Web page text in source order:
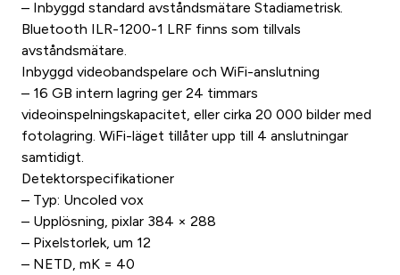
– Inbyggd standard avståndsmätare Stadiametrisk.
Bluetooth ILR-1200-1 LRF finns som tillvals
avståndsmätare.
Inbyggd videobandspelare och WiFi-anslutning
– 16 GB intern lagring ger 24 timmars
videoinspelningskapacitet, eller cirka 20 000 bilder med
fotolagring. WiFi-läget tillåter upp till 4 anslutningar
samtidigt.
Detektorspecifikationer
– Typ: Uncoled vox
– Upplösning, pixlar 384 × 288
– Pixelstorlek, um 12
– NETD, mK = 40